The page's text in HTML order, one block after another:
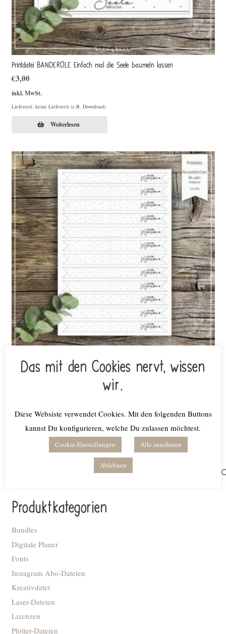
Printdatei BANDEROLE Einfach mal die Seele baumeln lassen
€3,00
inkl. MwSt.
Lieferzeit: keine Lieferzeit (z.B. Download)
Weiterlesen
Printdatei DRUCKVORLAGE Kerzenfähnchen Alle guten Wünsche
Weiterlesen
Produktkategorien
Bundles
Digitale Planer
Fonts
Instagram Abo-Dateien
Kreativdatei
Laser-Dateien
Lizenzen
Plotter-Dateien
Das mit den Cookies nervt, wissen
wir.
Diese Websiste verwendet Cookies. Mit den folgenden Buttons
kannst Du konfigurieren, welche Du zulassen möchtest.
Cookie-Einstellungen Alle annehmen
Ablehnen